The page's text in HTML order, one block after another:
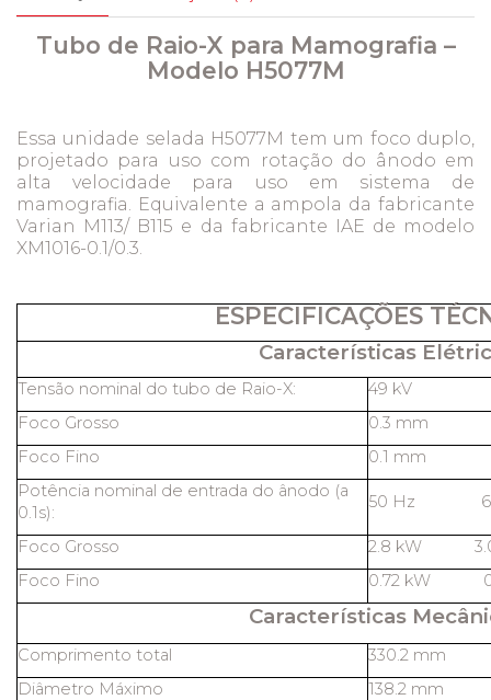
Tubo de Raio-X para Mamografia –
Modelo H5077M
Essa unidade selada H5077M tem um foco duplo,
projetado para uso com rotação do ânodo em
alta velocidade para uso em sistema de
mamografia. Equivalente a ampola da fabricante
Varian M113/ B115 e da fabricante IAE de modelo
XM1016-0.1/0.3.
ESPECIFICAÇÕES
Características
Tensão nominal do tubo de Raio-X:
49 kV
Foco Grosso
0.3 mm
Foco Fino
0.1 mm
Potência nominal de entrada do ânodo (a
0.1s):
50 Hz
Foco Grosso
2.8 kW
Foco Fino
0.72 kW
Características
Comprimento total
330.2 mm
Diâmetro Máximo
138.2 mm